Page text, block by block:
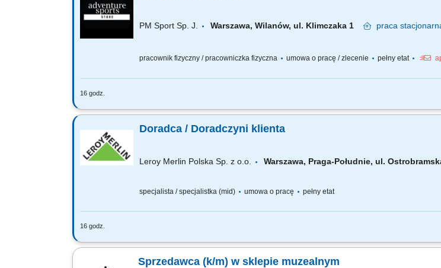
PM Sport Sp. J. Warszawa, Wilanów, ul. Klimczaka 1 praca
pracownik fizyczny / pracowniczka fizyczna umowa o pracę / zlecenie pełny etat
16 godz.
Twój zakres obowiązków profesjonalna obsługa klienta; obsługa kasy fiskalnej; dbałość o
Doradca / Doradczyni klienta
Leroy Merlin Polska Sp. z o.o. Warszawa, Praga-Południe, ul.
specjalista / specjalistka (mid) umowa o pracę pełny etat
16 godz.
Co będziesz robić? Twój start z Buddym: przez pierwsze 4 miesiące będziesz pracować na
Sprzedawca (k/m) w sklepie muzealnym